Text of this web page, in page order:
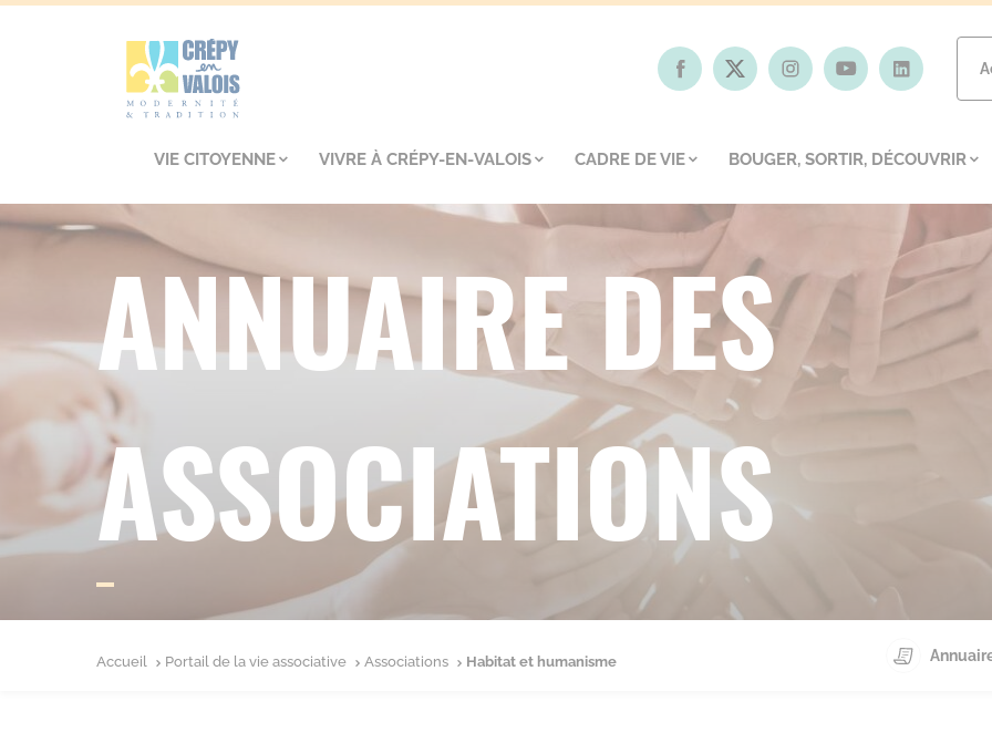
VIE CITOYENNE VIVRE À CRÉPY-EN-VALOIS CADRE DE VIE BOUGER, SORTIR, DÉCOUVRIR
ANNUAIRE DES
ASSOCIATIONS
Accueil Portail de la vie associative Associations Habitat et humanisme